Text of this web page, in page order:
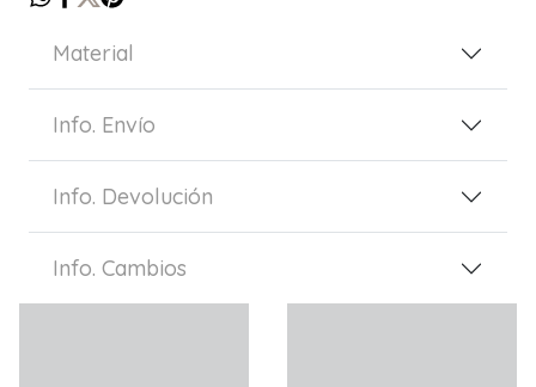
Material
Info. Envío
Info. Devolución
Info. Cambios